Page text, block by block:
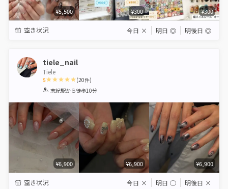
¥5,500 ¥300 ¥300
空き状況 今日 × 明日 ◎ 明後日 ◎
tiele_nail
Tiele
5
1 2 3 4 5
(20件)
志紀駅から徒歩10分
¥6,900 ¥6,900 ¥6,900
空き状況 今日 × 明日 ◯ 明後日 ×